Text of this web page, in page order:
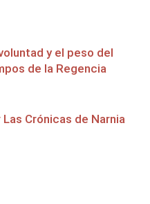
y el peso del
de la Regencia
Crónicas de Narnia